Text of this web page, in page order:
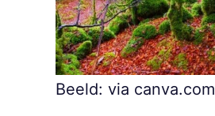
Beeld: via canva.com